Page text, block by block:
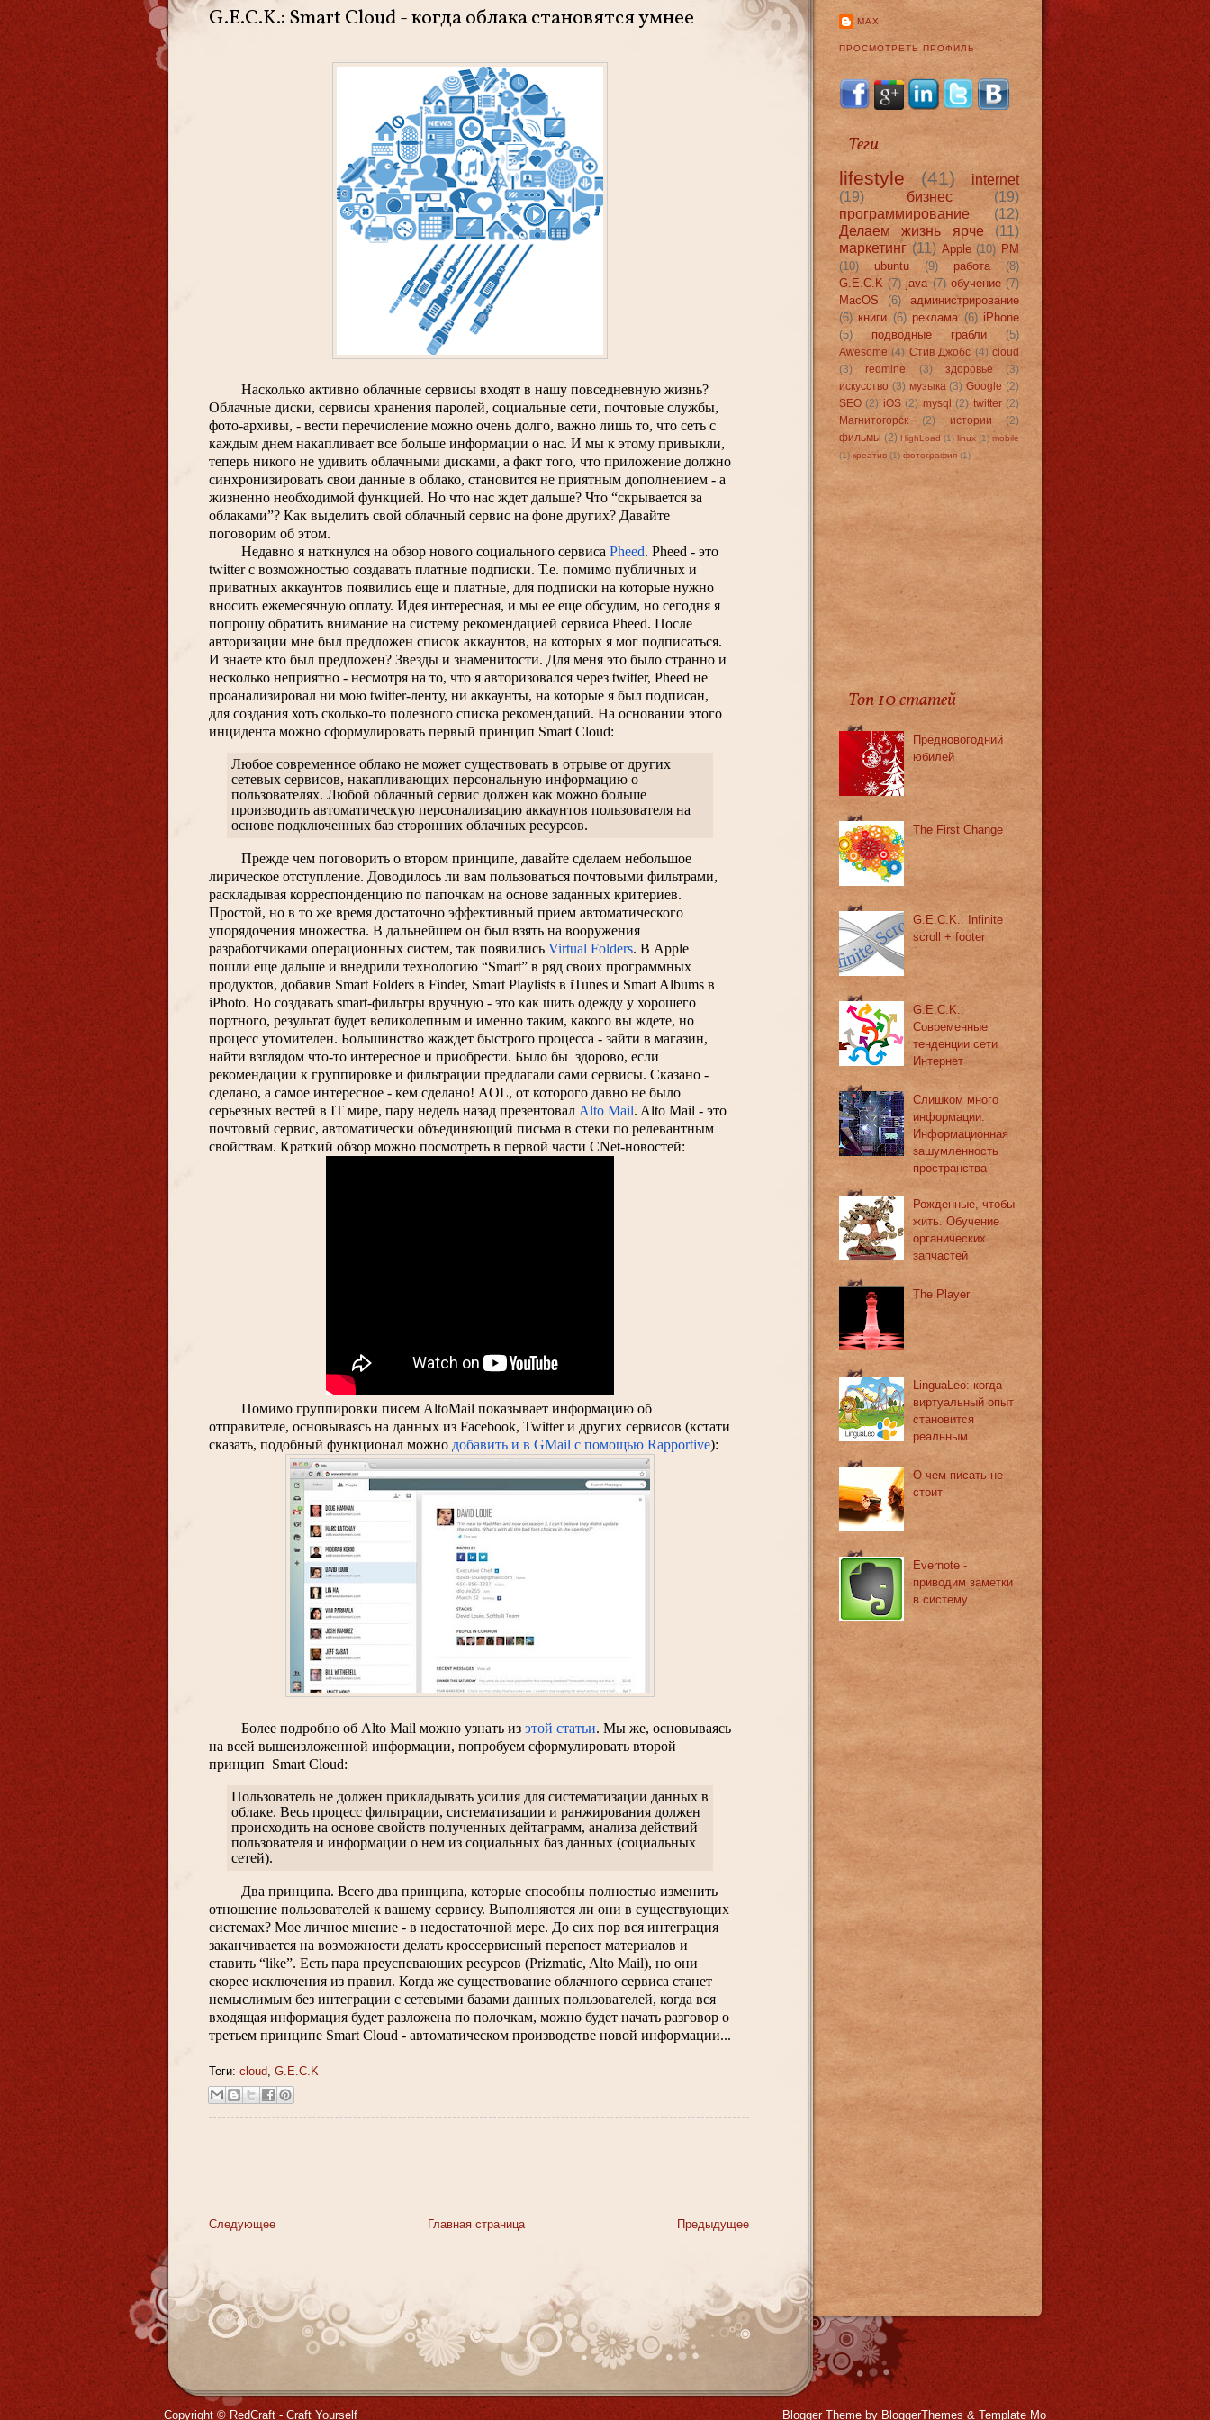
G.E.C.K.: Smart Cloud - когда облака становятся умнее
Насколько активно облачные сервисы входят в нашу повседневную жизнь?
Облачные диски, сервисы хранения паролей, социальные сети, почтовые службы,
фото-архивы, - вести перечисление можно очень долго, важно лишь то, что сеть с
каждым днем накапливает все больше информации о нас. И мы к этому привыкли,
теперь никого не удивить облачными дисками, а факт того, что приложение должно
синхронизировать свои данные в облако, становится не приятным дополнением - а
жизненно необходимой функцией. Но что нас ждет дальше? Что “скрывается за
облаками”? Как выделить свой облачный сервис на фоне других? Давайте
поговорим об этом.
Недавно я наткнулся на обзор нового социального сервиса Pheed. Pheed - это
twitter с возможностью создавать платные подписки. Т.е. помимо публичных и
приватных аккаунтов появились еще и платные, для подписки на которые нужно
вносить ежемесячную оплату. Идея интересная, и мы ее еще обсудим, но сегодня я
попрошу обратить внимание на систему рекомендацией сервиса Pheed. После
авторизации мне был предложен список аккаунтов, на которых я мог подписаться.
И знаете кто был предложен? Звезды и знаменитости. Для меня это было странно и
несколько неприятно - несмотря на то, что я авторизовался через twitter, Pheed не
проанализировал ни мою twitter-ленту, ни аккаунты, на которые я был подписан,
для создания хоть сколько-то полезного списка рекомендаций. На основании этого
инцидента можно сформулировать первый принцип Smart Cloud:
Любое современное облако не может существовать в отрыве от других
сетевых сервисов, накапливающих персональную информацию о
пользователях. Любой облачный сервис должен как можно больше
производить автоматическую персонализацию аккаунтов пользователя на
основе подключенных баз сторонних облачных ресурсов.
Прежде чем поговорить о втором принципе, давайте сделаем небольшое
лирическое отступление. Доводилось ли вам пользоваться почтовыми фильтрами,
раскладывая корреспонденцию по папочкам на основе заданных критериев.
Простой, но в то же время достаточно эффективный прием автоматического
упорядочения множества. В дальнейшем он был взять на вооружения
разработчиками операционных систем, так появились Virtual Folders. В Apple
пошли еще дальше и внедрили технологию “Smart” в ряд своих программных
продуктов, добавив Smart Folders в Finder, Smart Playlists в iTunes и Smart Albums в
iPhoto. Но создавать smart-фильтры вручную - это как шить одежду у хорошего
портного, результат будет великолепным и именно таким, какого вы ждете, но
процесс утомителен. Большинство жаждет быстрого процесса - зайти в магазин,
найти взглядом что-то интересное и приобрести. Было бы  здорово, если
рекомендации к группировке и фильтрации предлагали сами сервисы. Сказано -
сделано, а самое интересное - кем сделано! AOL, от которого давно не было
серьезных вестей в IT мире, пару недель назад презентовал Alto Mail. Alto Mail - это
почтовый сервис, автоматически объединяющий письма в стеки по релевантным
свойствам. Краткий обзор можно посмотреть в первой части CNet-новостей:
Помимо группировки писем AltoMail показывает информацию об
отправителе, основываясь на данных из Facebook, Twitter и других сервисов (кстати
сказать, подобный функционал можно добавить и в GMail с помощью Rapportive):
Более подробно об Alto Mail можно узнать из этой статьи. Мы же, основываясь
на всей вышеизложенной информации, попробуем сформулировать второй
принцип  Smart Cloud:
Пользователь не должен прикладывать усилия для систематизации данных в
облаке. Весь процесс фильтрации, систематизации и ранжирования должен
происходить на основе свойств полученных дейтаграмм, анализа действий
пользователя и информации о нем из социальных баз данных (социальных
сетей).
Два принципа. Всего два принципа, которые способны полностью изменить
отношение пользователей к вашему сервису. Выполняются ли они в существующих
системах? Мое личное мнение - в недостаточной мере. До сих пор вся интеграция
заканчивается на возможности делать кроссервисный перепост материалов и
ставить “like”. Есть пара преуспевающих ресурсов (Prizmatic, Alto Mail), но они
скорее исключения из правил. Когда же существование облачного сервиса станет
немыслимым без интеграции с сетевыми базами данных пользователей, когда вся
входящая информация будет разложена по полочкам, можно будет начать разговор о
третьем принципе Smart Cloud - автоматическом производстве новой информации...
Теги: cloud, G.E.C.K
Следующее Предыдущее
Главная страница
MAX
ПРОСМОТРЕТЬ ПРОФИЛЬ
Теги
lifestyle (41)
internet
(19)
бизнес
(19)
программирование
(12)
Делаем жизнь ярче
(11)
маркетинг (11) Apple (10) PM
(10)
ubuntu (9) работа
(8)
G.E.C.K (7) java (7) обучение (7)
MacOS
(6)
администрирование
(6) книги (6) реклама (6) iPhone
(5)
подводные грабли (5)
Awesome (4) Стив Джобс (4) cloud
(3)
redmine (3) здоровье
(3)
искусство (3) музыка (3) Google (2)
SEO (2) iOS (2) mysql (2) twitter (2)
Магнитогорск
(2) истории
(2)
фильмы (2) HighLoad (1) linux (1) mobile
(1) креатив (1) фотография (1)
Топ 10 статей
Предновогодний
юбилей
The First Change
G.E.C.K.: Infinite
scroll + footer
G.E.C.K.:
Современные
тенденции сети
Интернет
Слишком много
информации.
Информационная
зашумленность
пространства
Рожденные, чтобы
жить. Обучение
органических
запчастей
The Player
LinguaLeo: когда
виртуальный опыт
становится
реальным
О чем писать не
стоит
Evernote -
приводим заметки
в систему
Copyright © RedCraft - Craft Yourself Blogger Theme by BloggerThemes & Template Mo